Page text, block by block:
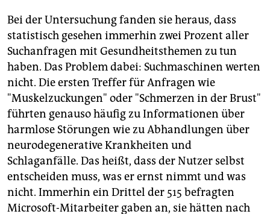
Bei der Untersuchung fanden sie heraus, dass
statistisch gesehen immerhin zwei Prozent aller
Suchanfragen mit Gesundheitsthemen zu tun
haben. Das Problem dabei: Suchmaschinen werten
nicht. Die ersten Treffer für Anfragen wie
"Muskelzuckungen" oder "Schmerzen in der Brust"
führten genauso häufig zu Informationen über
harmlose Störungen wie zu Abhandlungen über
neurodegenerative Krankheiten und
Schlaganfälle. Das heißt, dass der Nutzer selbst
entscheiden muss, was er ernst nimmt und was
nicht. Immerhin ein Drittel der 515 befragten
Microsoft-Mitarbeiter gaben an, sie hätten nach